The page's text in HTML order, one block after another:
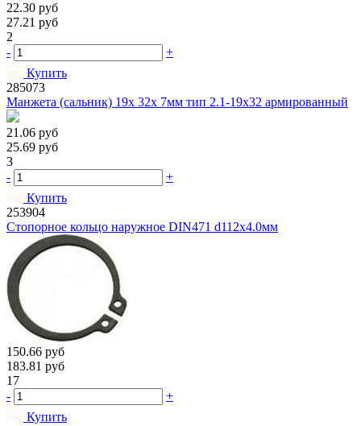
22.30 руб
27.21 руб
2
-
+
Купить
285073
Манжета (сальник) 19х 32х 7мм тип 2.1-19х32 армированный
21.06 руб
25.69 руб
3
-
+
Купить
253904
Стопорное кольцо наружное DIN471 d112х4.0мм
150.66 руб
183.81 руб
17
-
+
Купить